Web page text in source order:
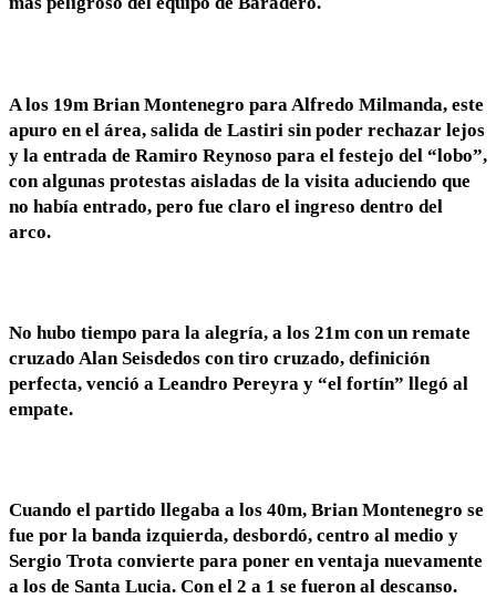
A los 19m Brian Montenegro para Alfredo Milmanda, este
apuro en el área, salida de Lastiri sin poder rechazar lejos
y la entrada de Ramiro Reynoso para el festejo del “lobo”,
con algunas protestas aisladas de la visita aduciendo que
no había entrado, pero fue claro el ingreso dentro del
arco.
No hubo tiempo para la alegría, a los 21m con un remate
cruzado Alan Seisdedos con tiro cruzado, definición
perfecta, venció a Leandro Pereyra y “el fortín” llegó al
empate.
Cuando el partido llegaba a los 40m, Brian Montenegro se
fue por la banda izquierda, desbordó, centro al medio y
Sergio Trota convierte para poner en ventaja nuevamente
a los de Santa Lucia. Con el 2 a 1 se fueron al descanso.